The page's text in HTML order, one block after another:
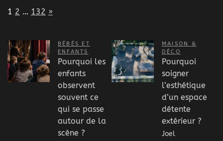
Page:
1 2 … 132 Next
»
BÉBÉS ET
ENFANTS
Pourquoi les
enfants
observent
souvent ce
qui se passe
autour de la
scène ?
MAISON &
DÉCO
Pourquoi
soigner
l’esthétique
d’un espace
détente
extérieur ?
Joel